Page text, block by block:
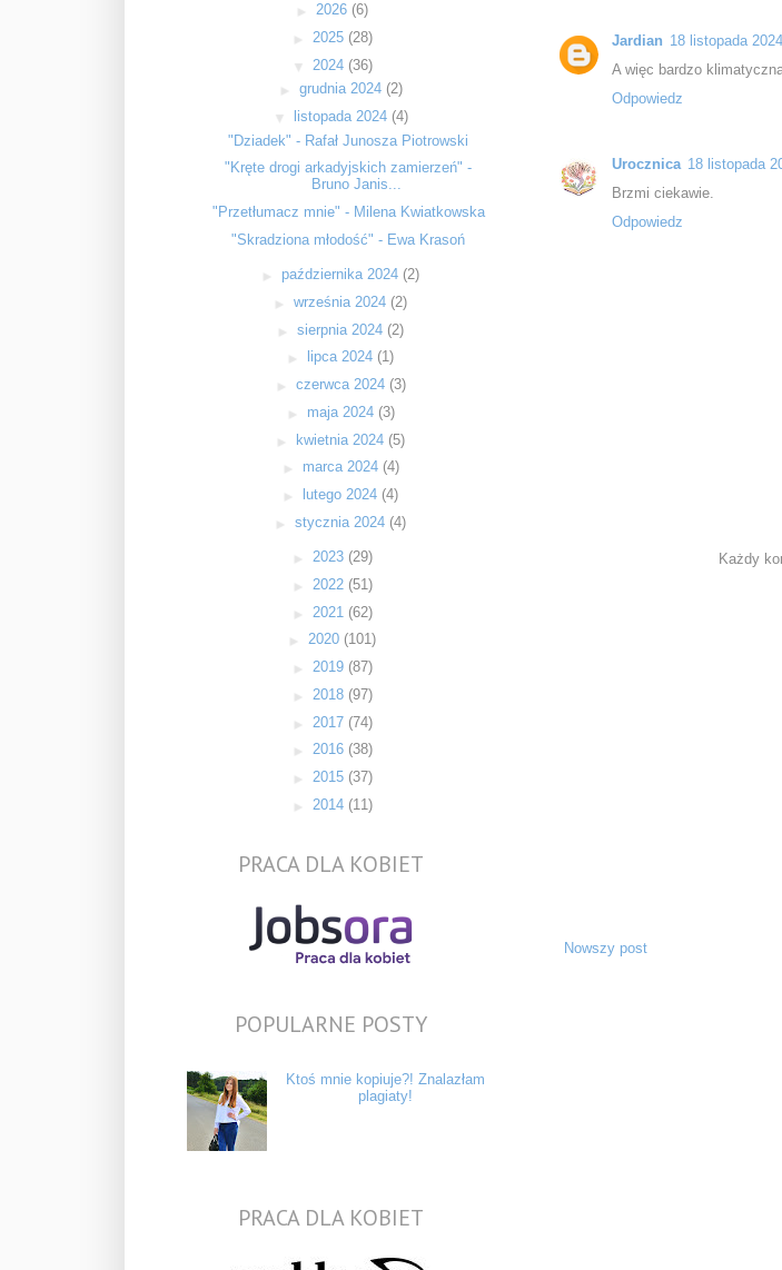
Jardian 18 listopada
A więc bardzo
Odpowiedz
Urocznica 18 listopada
Brzmi ciekawie.
Odpowiedz
Każdy
Nowszy post
► 2026 (6)
► 2025 (28)
▼ 2024 (36)
► grudnia 2024 (2)
▼
listopada 2024 (4)
"Dziadek" - Rafał Junosza Piotrowski
"Kręte drogi arkadyjskich zamierzeń" -
Bruno Janis...
"Przetłumacz mnie" - Milena Kwiatkowska
"Skradziona młodość" - Ewa Krasoń
► października 2024 (2)
►września 2024 (2)
►sierpnia 2024 (2)
►
lipca 2024 (1)
► czerwca 2024 (3)
► maja 2024 (3)
► kwietnia 2024 (5)
► marca 2024 (4)
►
lutego 2024 (4)
►stycznia 2024 (4)
► 2023 (29)
► 2022 (51)
► 2021 (62)
► 2020 (101)
► 2019 (87)
► 2018 (97)
► 2017 (74)
► 2016 (38)
► 2015 (37)
► 2014 (11)
PRACA DLA KOBIET
POPULARNE POSTY
Ktoś mnie kopiuje?! Znalazłam
plagiaty!
PRACA DLA KOBIET